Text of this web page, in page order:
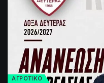
ΑΓΡΟΤΙΚΟ